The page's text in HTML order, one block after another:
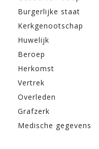
Burgerlijke staat
Kerkgenootschap
Huwelijk
Beroep
Herkomst
Vertrek
Overleden
Grafzerk
Medische gegevens